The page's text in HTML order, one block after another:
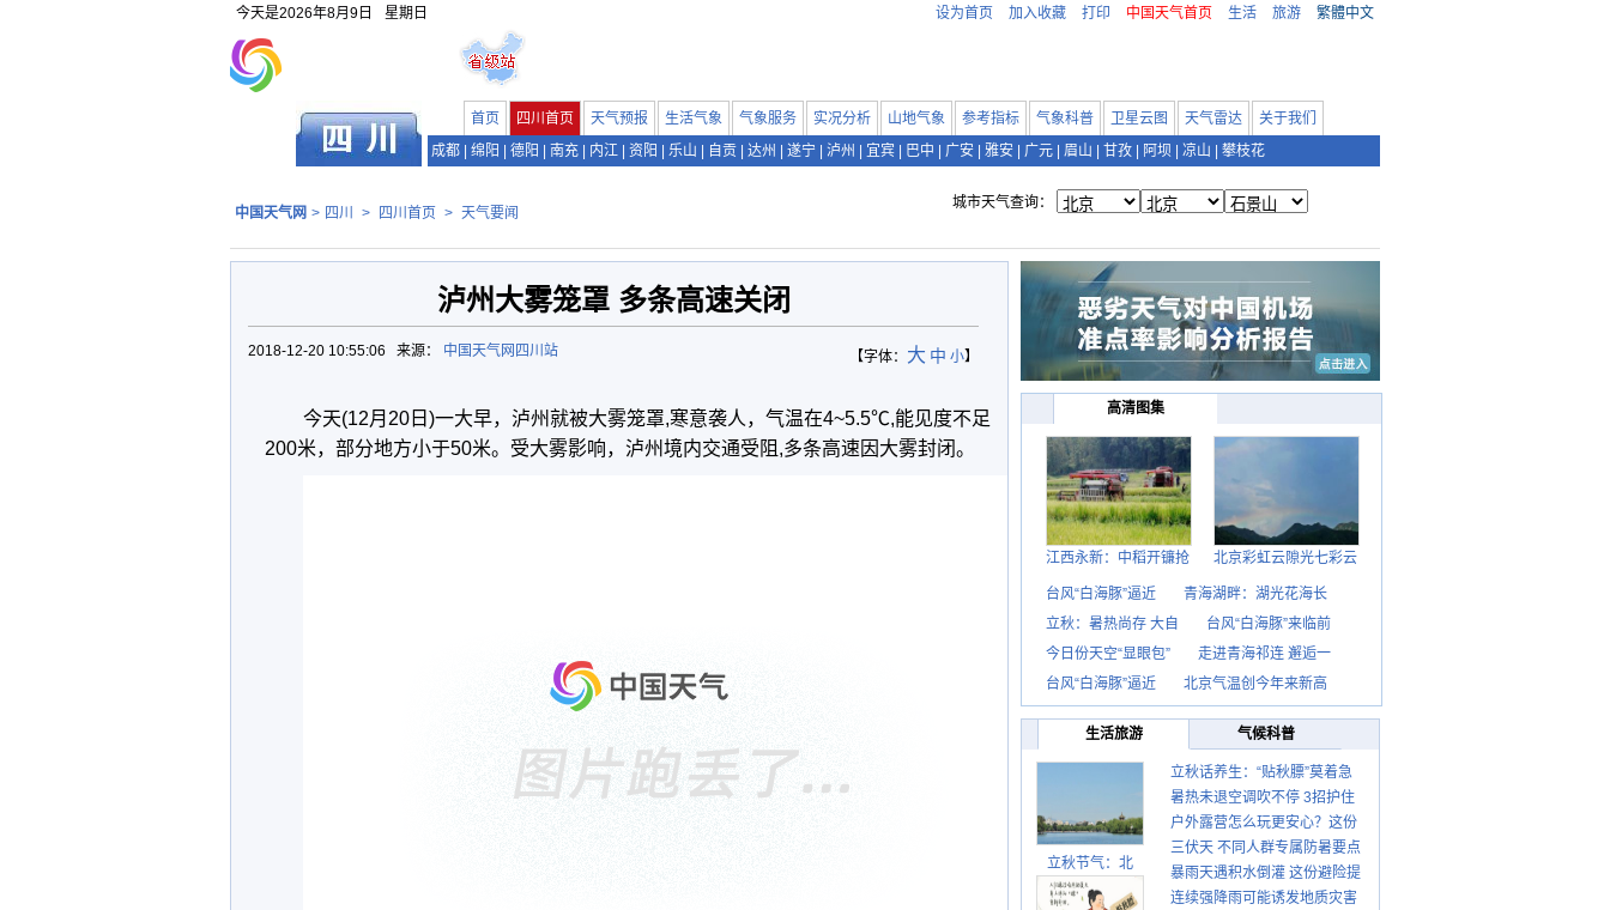
今天是2026年8月9日 星期日 设为首页 加入收藏 打印 中国天气首页 生活 旅游 繁體中文
首页 四川首页 天气预报 生活气象 气象服务 实况分析 山地气象 参考指标 气象科普 卫星云图 天气雷达
关于我们
成都
绵阳 德阳 南充 内江 资阳 乐山 自贡 达州 遂宁 泸州 宜宾 巴中 广安 雅安 广元 眉山 甘孜 阿坝 凉山 攀枝花
中国天气网 > 四川 > 四川首页 > 天气要闻
城市天气查询：
泸州大雾笼罩 多条高速关闭
【字体： 大 中 小】
2018-12-20 10:55:06 来源： 中国天气网四川站
今天(12月20日)一大早，泸州就被大雾笼罩,寒意袭人，气温在4~5.5℃,能见度不足
200米，部分地方小于50米。受大雾影响，泸州境内交通受阻,多条高速因大雾封闭。
高清图集
江西永新：中稻开镰抢 北京彩虹云隙光七彩云
台风“白海豚”逼近
青海湖畔：湖光花海长
立秋：暑热尚存 大自
台风“白海豚”来临前
今日份天空“显眼包”
走进青海祁连 邂逅一
台风“白海豚”逼近
北京气温创今年来新高
生活旅游 气候科普
立秋节气：北
立秋话养生：“贴秋膘”莫着急
先清暑再防燥
暑热未退空调吹不停 3招护住
肩颈不酸痛
户外露营怎么玩更安心？这份
攻略请收好
三伏天 不同人群专属防暑要点
请收好
暴雨天遇积水倒灌 这份避险提
示请收好
连续强降雨可能诱发地质灾害